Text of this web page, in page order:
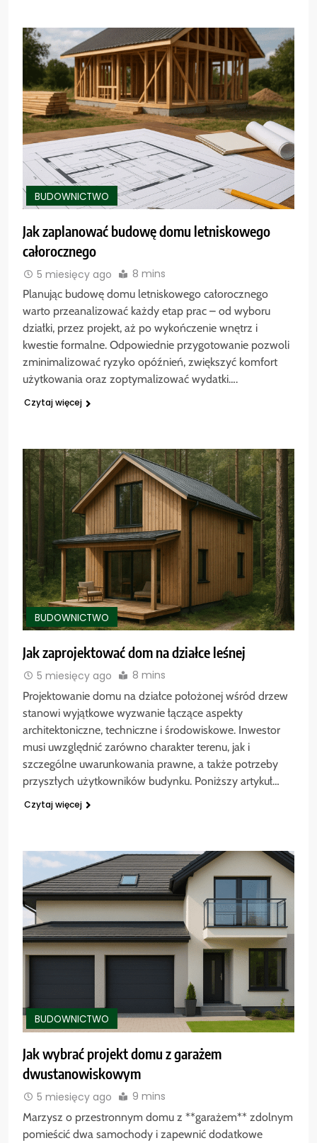
BUDOWNICTWO
Jak zaplanować budowę domu letniskowego
całorocznego
5 miesięcy ago 8 mins
Planując budowę domu letniskowego całorocznego
warto przeanalizować każdy etap prac – od wyboru
działki, przez projekt, aż po wykończenie wnętrz i
kwestie formalne. Odpowiednie przygotowanie pozwoli
zminimalizować ryzyko opóźnień, zwiększyć komfort
użytkowania oraz zoptymalizować wydatki….
Czytaj więcej
BUDOWNICTWO
Jak zaprojektować dom na działce leśnej
5 miesięcy ago 8 mins
Projektowanie domu na działce położonej wśród drzew
stanowi wyjątkowe wyzwanie łączące aspekty
architektoniczne, techniczne i środowiskowe. Inwestor
musi uwzględnić zarówno charakter terenu, jak i
szczególne uwarunkowania prawne, a także potrzeby
przyszłych użytkowników budynku. Poniższy artykuł…
Czytaj więcej
BUDOWNICTWO
Jak wybrać projekt domu z garażem
dwustanowiskowym
5 miesięcy ago 9 mins
Marzysz o przestronnym domu z **garażem** zdolnym
pomieścić dwa samochody i zapewnić dodatkowe